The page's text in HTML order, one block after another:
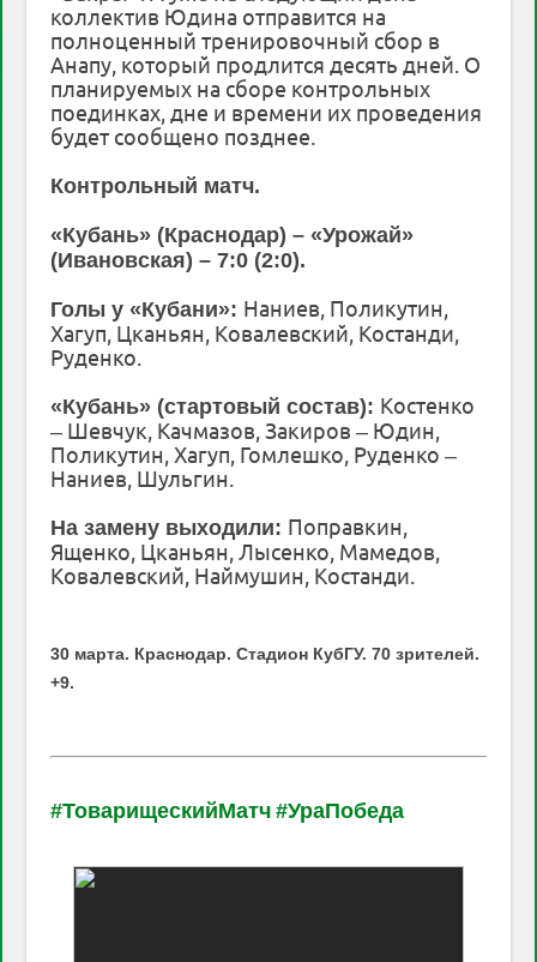
коллектив Юдина отправится на
полноценный тренировочный сбор в
Анапу, который продлится десять дней. О
планируемых на сборе контрольных
поединках, дне и времени их проведения
будет сообщено позднее.
Контрольный матч.
«Кубань» (Краснодар) – «Урожай»
(Ивановская) – 7:0 (2:0).
Голы у «Кубани»: Наниев, Поликутин,
Хагуп, Цканьян, Ковалевский, Костанди,
Руденко.
«Кубань» (стартовый состав): Костенко
– Шевчук, Качмазов, Закиров – Юдин,
Поликутин, Хагуп, Гомлешко, Руденко –
Наниев, Шульгин.
На замену выходили: Поправкин,
Ященко, Цканьян, Лысенко, Мамедов,
Ковалевский, Наймушин, Костанди.
30 марта. Краснодар.Стадион КубГУ. 70 зрителей.
+9.
#ТоварищескийМатч #УраПобеда